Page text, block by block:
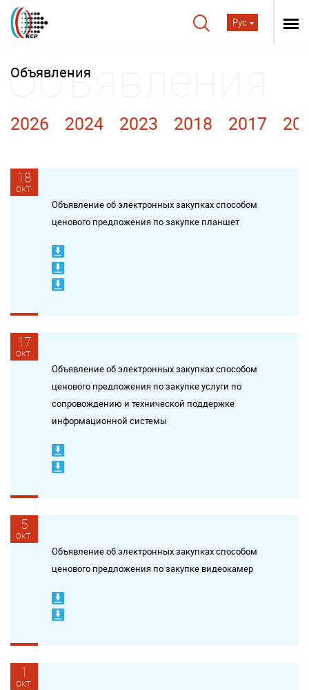
Рус
Объявления
2026 2024 2023 2018 2017
18
окт.
Объявление об электронных закупках способом
ценового предложения по закупке планшет
17
окт.
Объявление об электронных закупках способом
ценового предложения по закупке услуги по
сопровождению и технической поддержке
информационной системы
5
окт.
Объявление об электронных закупках способом
ценового предложения по закупке видеокамер
1
окт.